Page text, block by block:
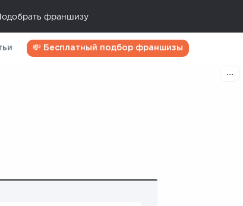
франшизу
💸 Бесплатный подбор франшизы